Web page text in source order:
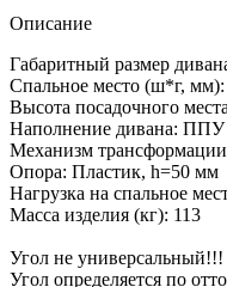
Описание
Габаритный размер
Спальное место (ш*г, мм):
Высота посадочного
Наполнение дивана: ППУ
Механизм
Опора: Пластик, h=50 мм
Нагрузка на спальное
Масса изделия (кг): 113
Угол не универсальный!!!
Угол определяется по